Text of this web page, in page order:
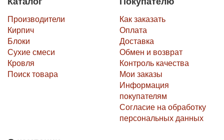
Производители
Кирпич
Блоки
Сухие смеси
Кровля
Поиск товара
Как заказать
Оплата
Доставка
Обмен и возврат
Контроль качества
Мои заказы
Информация
покупателям
Согласие на обработку
персональных данных